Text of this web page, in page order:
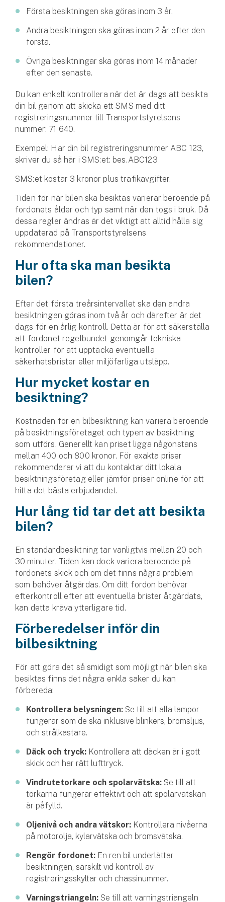
Jakthundsförsäkring
Kattförsäkring
Hem & hus
Hemförsäkring
Fritidshusförsäkring
Företag
Bilförsäkring för företag
Släpvagnsförsäkring
Drönarförsäkring
För förmedlare
Gruppförsäkringar
Kommunolycksfall
Se alla försäkringar
Första besiktningen ska göras inom 3 år.
Andra besiktningen ska göras inom 2 år efter den
första.
Övriga besiktningar ska göras inom 14 månader
efter den senaste.
Du kan enkelt kontrollera när det är dags att besikta
din bil genom att skicka ett SMS med ditt
registreringsnummer till Transportstyrelsens
nummer: 71 640.
Exempel: Har din bil registreringsnummer ABC 123,
skriver du så här i SMS:et: bes.ABC123
SMS:et kostar 3 kronor plus trafikavgifter.
Tiden för när bilen ska besiktas varierar beroende på
fordonets ålder och typ samt när den togs i bruk. Då
dessa regler ändras är det viktigt att alltid hålla sig
uppdaterad på Transportstyrelsens
rekommendationer.
Hur ofta ska man besikta
bilen?
Efter det första treårsintervallet ska den andra
besiktningen göras inom två år och därefter är det
dags för en årlig kontroll. Detta är för att säkerställa
att fordonet regelbundet genomgår tekniska
kontroller för att upptäcka eventuella
säkerhetsbrister eller miljöfarliga utsläpp.
Hur mycket kostar en
besiktning?
Kostnaden för en bilbesiktning kan variera beroende
på besiktningsföretaget och typen av besiktning
som utförs. Generellt kan priset ligga någonstans
mellan 400 och 800 kronor. För exakta priser
rekommenderar vi att du kontaktar ditt lokala
besiktningsföretag eller jämför priser online för att
hitta det bästa erbjudandet.
Hur lång tid tar det att besikta
bilen?
En standardbesiktning tar vanligtvis mellan 20 och
30 minuter. Tiden kan dock variera beroende på
fordonets skick och om det finns några problem
som behöver åtgärdas. Om ditt fordon behöver
efterkontroll efter att eventuella brister åtgärdats,
kan detta kräva ytterligare tid.
Förberedelser inför din
bilbesiktning
För att göra det så smidigt som möjligt när bilen ska
besiktas finns det några enkla saker du kan
förbereda:
Kontrollera belysningen: Se till att alla lampor
fungerar som de ska inklusive blinkers, bromsljus,
och strålkastare.
Däck och tryck: Kontrollera att däcken är i gott
skick och har rätt lufttryck.
Vindrutetorkare och spolarvätska: Se till att
torkarna fungerar effektivt och att spolarvätskan
är påfylld.
Oljenivå och andra vätskor: Kontrollera nivåerna
på motorolja, kylarvätska och bromsvätska.
Rengör fordonet: En ren bil underlättar
besiktningen, särskilt vid kontroll av
registreringsskyltar och chassinummer.
Varningstriangeln: Se till att varningstriangeln